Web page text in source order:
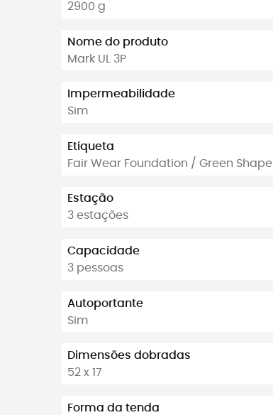
2900 g
Nome do produto
Mark UL 3P
Impermeabilidade
Sim
Etiqueta
Fair Wear Foundation / Green Shape
Estação
3 estações
Capacidade
3 pessoas
Autoportante
Sim
Dimensões dobradas
52 x 17
Forma da tenda